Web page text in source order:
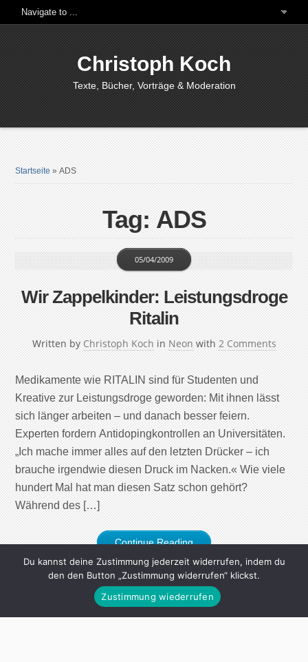
Christoph Koch
Texte, Bücher, Vorträge & Moderation
Startseite »ADS
Tag: ADS
Wir Zappelkinder: Leistungsdroge
Ritalin
Written by Christoph Koch
05/04/2009
in Neon with 2 Comments
Medikamente wie RITALIN sind für Studenten und
Kreative zur Leistungsdroge geworden: Mit ihnen lässt
sich länger arbeiten – und danach besser feiern.
Experten fordern Antidopingkontrollen an Universitäten.
„Ich mache immer alles auf den letzten Drücker – ich
brauche irgendwie diesen Druck im Nacken.« Wie viele
hundert Mal hat man diesen Satz schon gehört?
Während des […]
Continue Reading
Du kannst deine Zustimmung jederzeit widerrufen, indem du
den den Button „Zustimmung widerrufen“ klickst.
Zustimmung wiederrufen